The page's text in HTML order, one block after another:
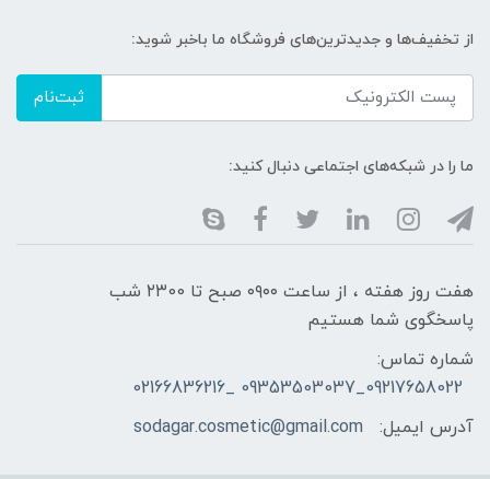
از تخفیف‌ها و جدیدترین‌های فروشگاه ما باخبر شوید:
ثبت‌نام
ما را در شبکه‌های اجتماعی دنبال کنید:
هفت روز هفته ، از ساعت ۰۹۰۰ صبح تا ۲۳00 شب
پاسخگوی شما هستیم
شماره تماس:
09217658022_09353503037 _02166836216
آدرس ایمیل:
sodagar.cosmetic@gmail.com